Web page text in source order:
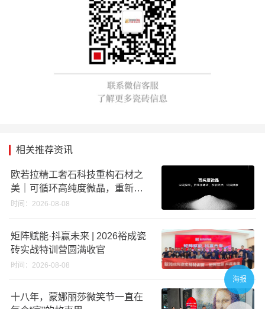
相关推荐资讯
欧若拉精工奢石科技重构石材之
美｜可循环高纯度微晶，重新定
义高端奢石原料
时间：2026-08-08
矩阵赋能·抖赢未来 | 2026裕成瓷
砖实战特训营圆满收官
时间：2026-08-08
十八年，蒙娜丽莎微笑节一直在
海报